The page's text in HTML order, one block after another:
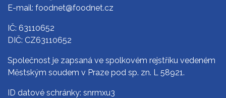
E-mail: foodnet@foodnet.cz
IČ: 63110652
DIČ: CZ63110652
Společnost je zapsaná ve spolkovém rejstříku vedeném
Městským soudem v Praze pod sp. zn. L 58921.
ID datové schránky: snrmxu3